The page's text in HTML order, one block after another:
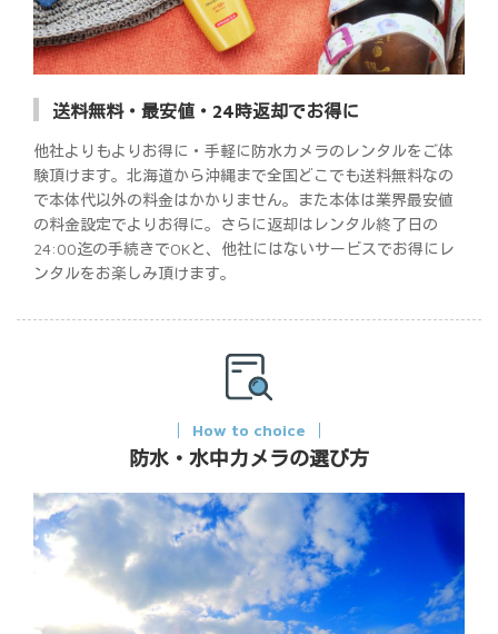
送料無料・最安値・24時返却でお得に
他社よりもよりお得に・手軽に防水カメラのレンタルをご体
験頂けます。北海道から沖縄まで全国どこでも送料無料なの
で本体代以外の料金はかかりません。また本体は業界最安値
の料金設定でよりお得に。さらに返却はレンタル終了日の
24:00迄の手続きでOKと、他社にはないサービスでお得にレ
ンタルをお楽しみ頂けます。
How to choice
防水・水中カメラの選び方